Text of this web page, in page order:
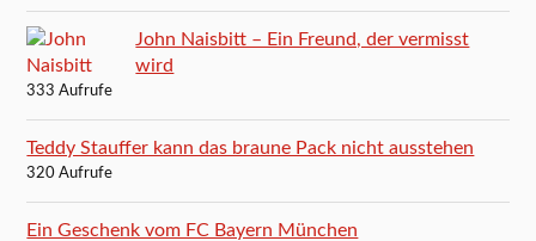
John Naisbitt – Ein Freund, der vermisst
wird
333 Aufrufe
Teddy Stauffer kann das braune Pack nicht ausstehen
320 Aufrufe
Ein Geschenk vom FC Bayern München